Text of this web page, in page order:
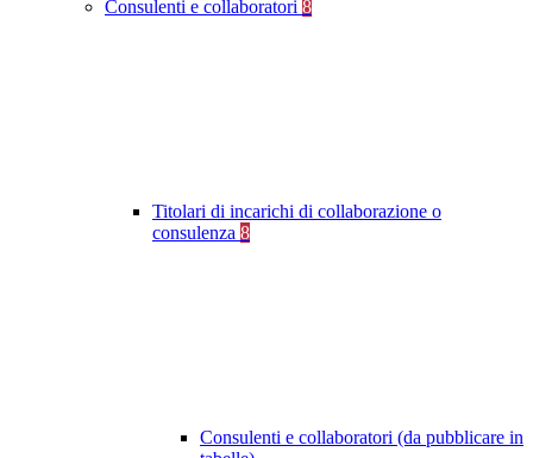
Consulenti e collaboratori 8
Titolari di incarichi di collaborazione o
consulenza 8
Consulenti e collaboratori (da pubblicare in